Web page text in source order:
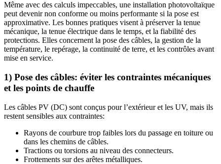
Même avec des calculs impeccables, une installation photovoltaïque
peut devenir non conforme ou moins performante si la pose est
approximative. Les bonnes pratiques visent à préserver la tenue
mécanique, la tenue électrique dans le temps, et la fiabilité des
protections. Elles concernent la pose des câbles, la gestion de la
température, le repérage, la continuité de terre, et les contrôles avant
mise en service.
1) Pose des câbles: éviter les contraintes mécaniques
et les points de chauffe
Les câbles PV (DC) sont conçus pour l’extérieur et les UV, mais ils
restent sensibles aux contraintes:
Rayons de courbure trop faibles lors du passage en toiture ou
dans les chemins de câbles.
Tractions ou torsions au niveau des connecteurs.
Frottements sur des arêtes métalliques.